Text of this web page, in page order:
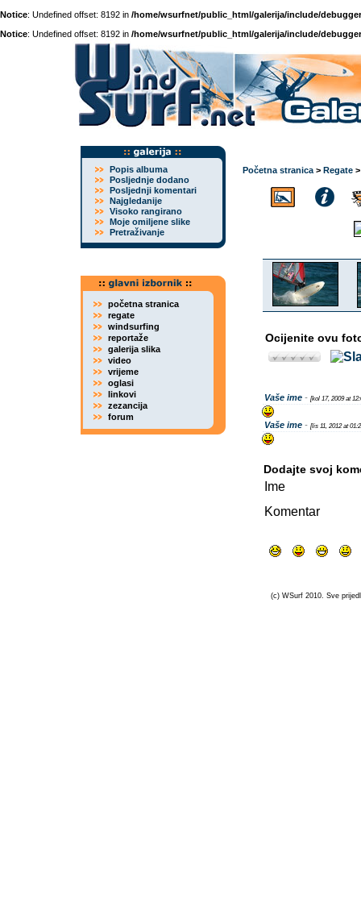
Notice: Undefined offset: 8192 in /home/wsurfnet/public_html/galerija/include/
Notice: Undefined offset: 8192 in /home/wsurfnet/public_html/galerija/include/
Popis albuma
Posljednje dodano
Posljednji komentari
Najgledanije
Visoko rangirano
Moje omiljene slike
Pretraživanje
početna stranica
regate
windsurfing
reportaže
galerija slika
video
vrijeme
oglasi
linkovi
zezancija
forum
Početna stranica > Regate
Ocijenite ovu
Vaše ime - [kol 17, 2009 at
Vaše ime - [lis 11, 2012 at
Dodajte svoj
Ime
Komentar
(c) WSurf 2010. Sve